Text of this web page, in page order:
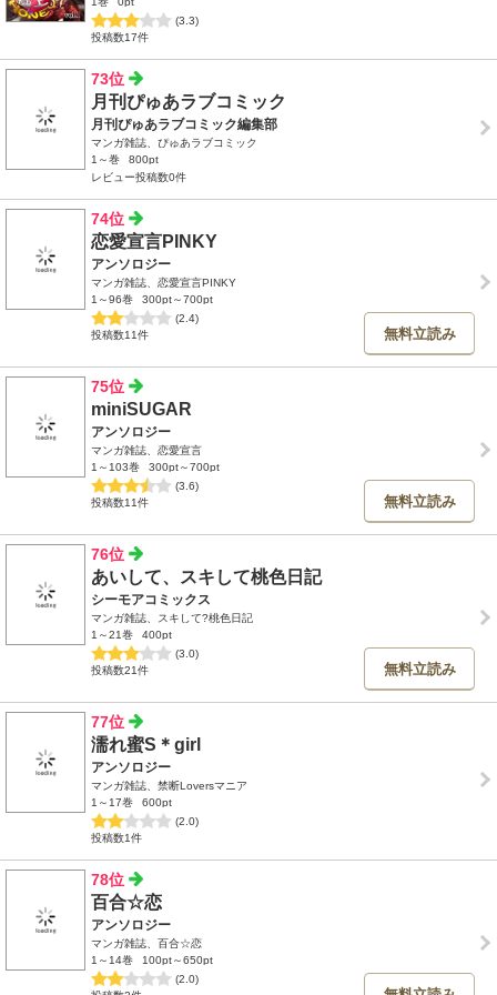
(3.3)
投稿数17件
73位
月刊ぴゅあラブコミック
月刊ぴゅあラブコミック編集部
マンガ雑誌、ぴゅあラブコミック
1～巻
800pt
レビュー投稿数0件
74位
恋愛宣言PINKY
アンソロジー
マンガ雑誌、恋愛宣言PINKY
1～96巻
300pt～700pt
(2.4)
投稿数11件
無料立読み
75位
miniSUGAR
アンソロジー
マンガ雑誌、恋愛宣言
1～103巻
300pt～700pt
(3.6)
投稿数11件
無料立読み
76位
あいして、スキして桃色日記
シーモアコミックス
マンガ雑誌、スキして?桃色日記
1～21巻
400pt
(3.0)
投稿数21件
無料立読み
77位
濡れ蜜S＊girl
アンソロジー
マンガ雑誌、禁断Loversマニア
1～17巻
600pt
(2.0)
投稿数1件
78位
百合☆恋
アンソロジー
マンガ雑誌、百合☆恋
1～14巻
100pt～650pt
(2.0)